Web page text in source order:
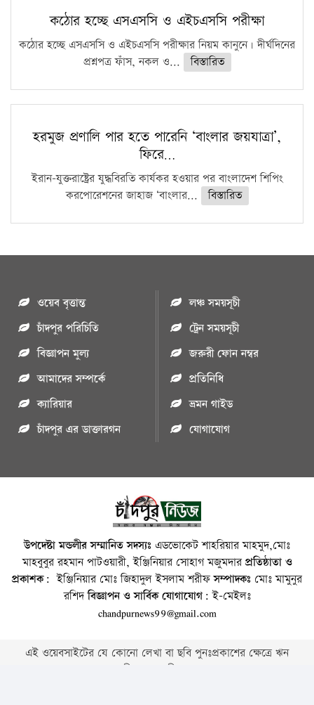
কঠোর হচ্ছে এসএসসি ও এইচএসসি পরীক্ষা
কঠোর হচ্ছে এসএসসি ও এইচএসসি পরীক্ষার নিয়ম কানুনে। দীর্ঘদিনের
প্রশ্নপত্র ফাঁস, নকল ও...
বিস্তারিত
হরমুজ প্রণালি পার হতে পারেনি ‘বাংলার জয়যাত্রা’,
ফিরে…
ইরান-যুক্তরাষ্ট্রের যুদ্ধবিরতি কার্যকর হওয়ার পর বাংলাদেশ শিপিং
করপোরেশনের জাহাজ ‘বাংলার...
বিস্তারিত
ওয়েব বৃত্তান্ত
চাঁদপুর পরিচিতি
বিজ্ঞাপন মুল্য
আমাদের সম্পর্কে
ক্যারিয়ার
চাঁদপুর এর ডাক্তারগন
লঞ্চ সময়সূচী
ট্রেন সময়সূচী
জরুরী ফোন নম্বর
প্রতিনিধি
ভ্রমন গাইড
যোগাযোগ
উপদেষ্টা মন্ডলীর সম্মানিত সদস্যঃ এডভোকেট শাহরিয়ার মাহমুদ,মোঃ
মাহবুবুর রহমান পাটওয়ারী, ইঞ্জিনিয়ার সোহাগ মজুমদারপ্রতিষ্ঠাতা ও
প্রকাশক: ইঞ্জিনিয়ার মোঃ জিহাদুল ইসলাম শরীফসম্পাদকঃ মোঃ মামুনুর
রশিদবিজ্ঞাপন ও সার্বিক যোগাযোগ: ই-মেইলঃ
chandpurnews99@gmail.com
এই ওয়েবসাইটের যে কোনো লেখা বা ছবি পুনঃপ্রকাশের ক্ষেত্রে ঋন
স্বীকার বাঞ্চনীয় ।